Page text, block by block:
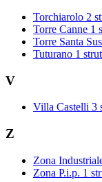
Torchiarolo 2
Torre Canne 1
Torre Santa
Tuturano 1
V
Villa Castelli 3
Z
Zona
Zona P.i.p. 1